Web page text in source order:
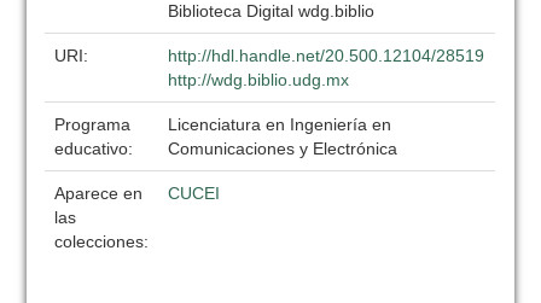
Biblioteca Digital wdg.biblio
URI:
http://hdl.handle.net/20.500.12104/28519
http://wdg.biblio.udg.mx
Programa
educativo:
Licenciatura en Ingeniería en
Comunicaciones y Electrónica
Aparece en
las
colecciones:
CUCEI